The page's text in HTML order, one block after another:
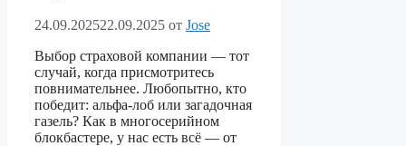
24.09.202522.09.2025 от Jose
Выбор страховой компании — тот
случай, когда присмотритесь
повнимательнее. Любопытно, кто
победит: альфа-лоб или загадочная
газель? Как в многосерийном
блокбастере, у нас есть всё — от